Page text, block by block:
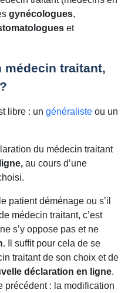
gynécologues,
et
médecin traitant,
libre : un généraliste ou un
du médecin traitant
au cours d’une
patient déménage ou s’il
médecin traitant, c’est
ne s’y oppose pas et ne
. Il suffit pour cela de se
traitant de son choix et de
déclaration en ligne.
précédent : la modification